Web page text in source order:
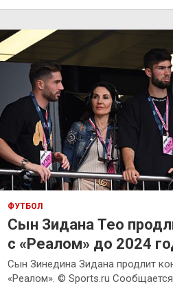
ФУТБОЛ
Сын Зидана Тео
с «Реалом» до 2024
Сын Зинедина Зидана продлит
«Реалом». © Sports.ru